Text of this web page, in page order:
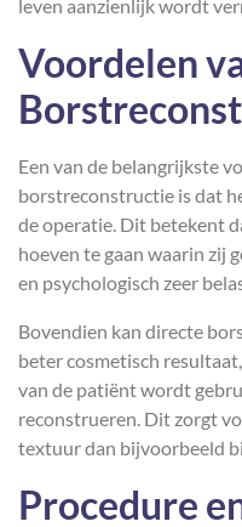
leven aanzienlijk wordt
Voordelen
Een van de belangrijkste
borstreconstructie is dat
de operatie. Dit betekent
hoeven te gaan waarin zij
en psychologisch zeer
Bovendien kan directe
beter cosmetisch
van de patiënt wordt
reconstrueren. Dit zorgt
textuur dan bijvoorbeeld
Procedure